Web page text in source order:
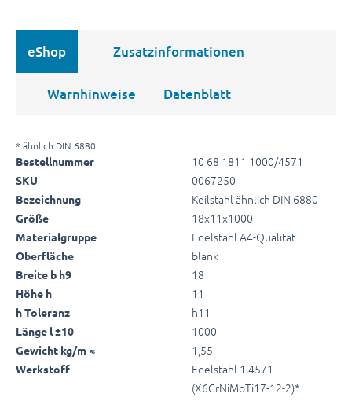
eShop Zusatzinformationen
Warnhinweise Datenblatt
* ähnlich DIN 6880
Bestellnummer 10 68 1811 1000/4571
SKU 0067250
Bezeichnung Keilstahl ähnlich DIN 6880
Größe 18x11x1000
Materialgruppe Edelstahl A4-Qualität
Oberfläche blank
Breite b h9 18
Höhe h 11
h Toleranz h11
Länge l ±10 1000
Gewicht kg/m ≈ 1,55
Werkstoff
Edelstahl 1.4571
(X6CrNiMoTi17-12-2)*